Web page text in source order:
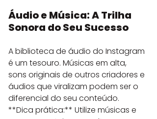
Áudio e Música: A Trilha
Sonora do Seu Sucesso
A biblioteca de áudio do Instagram
é um tesouro. Músicas em alta,
sons originais de outros criadores e
áudios que viralizam podem ser o
diferencial do seu conteúdo.
**Dica prática:** Utilize músicas e